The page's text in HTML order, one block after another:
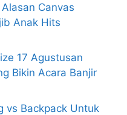
Canvas
Anak Hits
17 Agustusan
Bikin Acara Banjir
vs Backpack Untuk